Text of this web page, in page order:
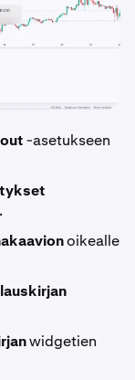
-asetukseen
oikealle
widgetien